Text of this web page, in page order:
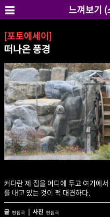
느껴보기
[포토에세이]
떠나온 풍경
커다란 제 집을 어디에 두고 여기에
를 내고 있는 것이 퍽 대견하다.
글 편집국 | 사진 편집국